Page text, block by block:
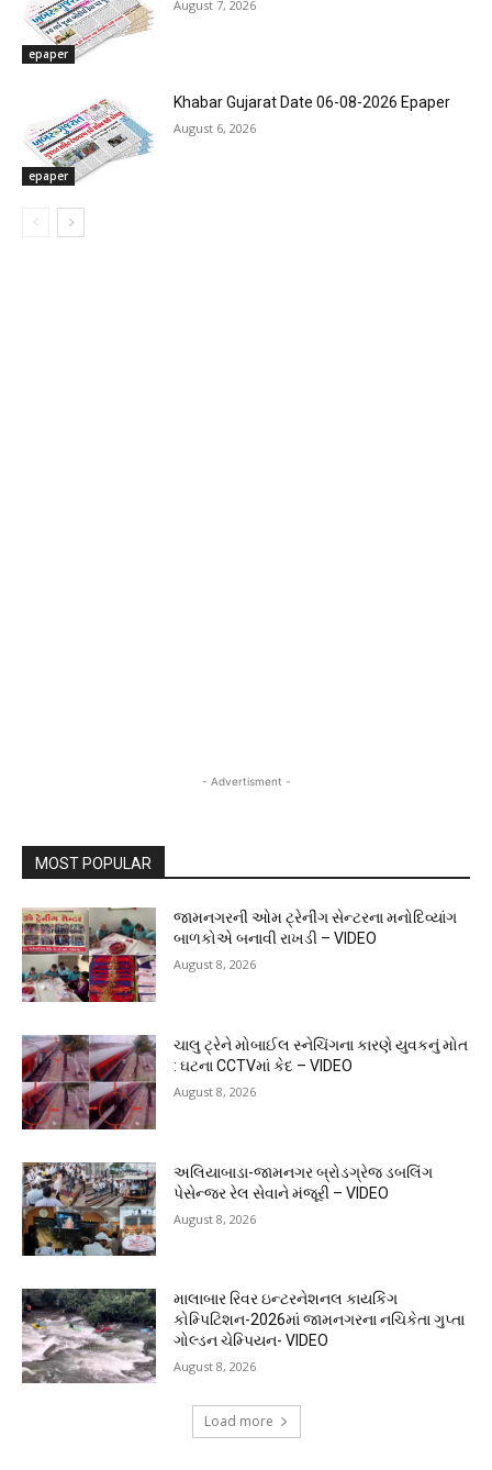
epaper
August 7, 2026
epaper
Khabar Gujarat Date 06-08-2026 Epaper
August 6, 2026
- Advertisment -
MOST POPULAR
જામનગરની ઓમ ટ્રેનીંગ સેન્ટરના મનોદિવ્યાંગ
બાળકોએ બનાવી રાખડી – VIDEO
August 8, 2026
ચાલુ ટ્રેને મોબાઈલ સ્નેચિંગના કારણે યુવકનું મોત
: ઘટના CCTVમાં કેદ – VIDEO
August 8, 2026
અલિયાબાડા-જામનગર બ્રોડગ્રેજ ડબલિંગ
પેસેન્જર રેલ સેવાને મંજૂરી – VIDEO
August 8, 2026
માલાબાર રિવર ઇન્ટરનેશનલ કાયકિંગ
કોમ્પિટિશન-2026માં જામનગરના નચિકેતા ગુપ્તા
ગોલ્ડન ચેમ્પિયન- VIDEO
August 8, 2026
Load more